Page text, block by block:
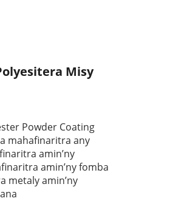
Misy
Powder Coating
mahafinaritra any
amin’ny
amin’ny fomba
metaly amin’ny